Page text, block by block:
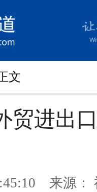
文
贸进出
来源：